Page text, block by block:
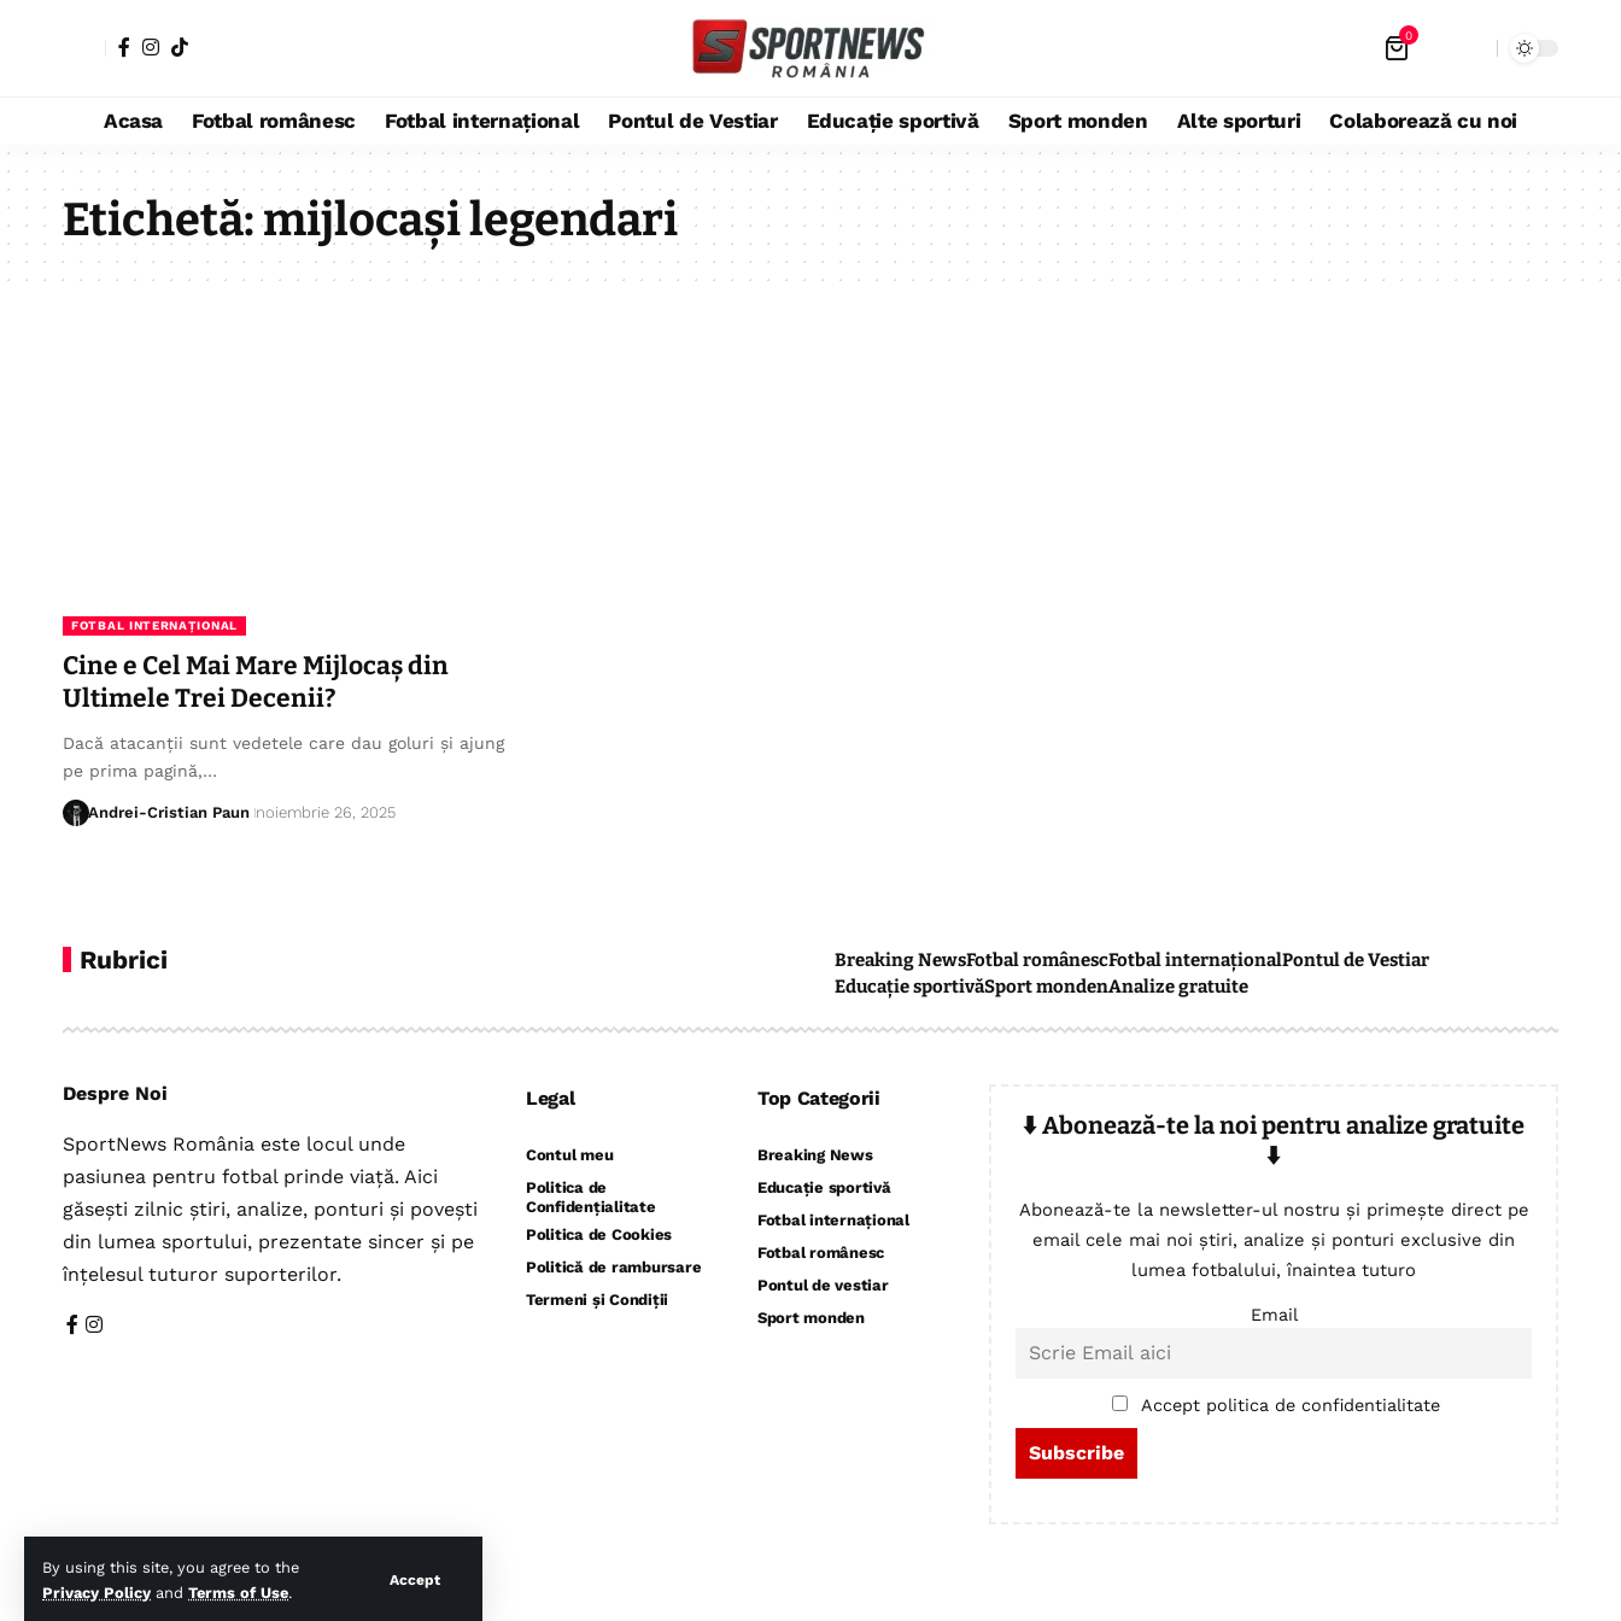
By using this site, you agree to the
Privacy Policy and Terms of Use.
Accept
0
Acasa Fotbal românesc Fotbal internațional Pontul de Vestiar Educație sportivă Sport monden Alte sporturi Colaborează cu noi
Etichetă:mijlocași legendari
FOTBAL INTERNAȚIONAL
Cine e Cel Mai Mare Mijlocaș din
Ultimele Trei Decenii?
Dacă atacanții sunt vedetele care dau goluri și ajung
pe prima pagină,…
Andrei-Cristian Paun noiembrie 26, 2025
Rubrici Breaking NewsFotbal românescFotbal internaționalPontul de Vestiar
Educație sportivăSport mondenAnalize gratuite
Despre Noi
SportNews România este locul unde
pasiunea pentru fotbal prinde viață. Aici
găsești zilnic știri, analize, ponturi și povești
din lumea sportului, prezentate sincer și pe
înțelesul tuturor suporterilor.
Legal
Contul meu
Politica de
Confidențialitate
Politica de Cookies
Politică de rambursare
Termeni și Condiții
Top Categorii
Breaking News
Educație sportivă
Fotbal internațional
Fotbal românesc
Pontul de vestiar
Sport monden
⬇️ Abonează-te la noi pentru analize gratuite
⬇️
Abonează-te la newsletter-ul nostru și primește direct pe
email cele mai noi știri, analize și ponturi exclusive din
lumea fotbalului, înaintea tuturo
Email
Accept politica de confidentialitate